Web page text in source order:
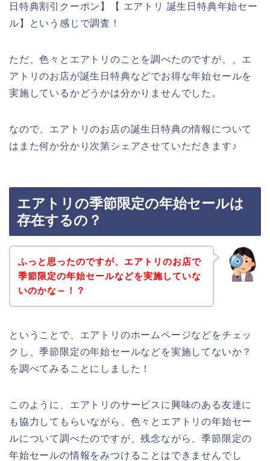
日特典割引クーポン】【 エアトリ 誕生日特典年始セー
ル】という感じで調査！
ただ、色々とエアトリのことを調べたのですが、、エ
アトリのお店が誕生日特典などでお得な年始セールを
実施しているかどうかは分かりませんでした。
なので、エアトリのお店の誕生日特典の情報について
はまた何か分かり次第シェアさせていただきます♪
エアトリの季節限定の年始セールは
存在するの？
ふっと思ったのですが、エアトリのお店で
季節限定の年始セールなどを実施していな
いのかな～！？
ということで、エアトリのホームページなどをチェッ
クし、季節限定の年始セールなどを実施してないか？
を調べてみることにしました！
このように、エアトリのサービスに興味のある友達に
も協力してもらいながら、色々とエアトリの年始セー
ルについて調べたのですが、残念ながら、季節限定の
年始セールの情報をみつけることはできませんでし